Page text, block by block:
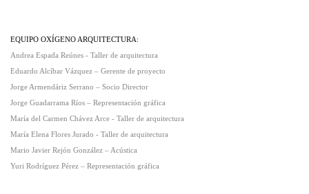
EQUIPO OXÍGENO ARQUITECTURA:
Andrea Espada Reúnes - Taller de arquitectura
Eduardo Alcíbar Vázquez – Gerente de proyecto
Jorge Armendáriz Serrano – Socio Director
Jorge Guadarrama Ríos – Representación gráfica
María del Carmen Chávez Arce - Taller de arquitectura
María Elena Flores Jurado - Taller de arquitectura
Mario Javier Rejón González – Acústica
Yuri Rodríguez Pérez – Representación gráfica